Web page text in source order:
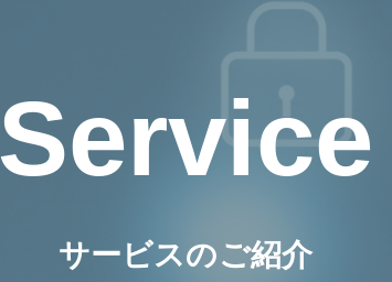
Service
サービスのご紹介